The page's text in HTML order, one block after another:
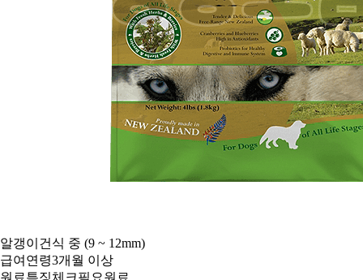
알갱이 건식 중 (9 ~ 12mm)
급여연령3개월 이상
원료특징체크필요원료